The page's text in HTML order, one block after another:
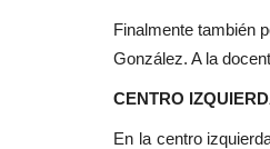
Finalmente también
González. A la
CENTRO
En la centro